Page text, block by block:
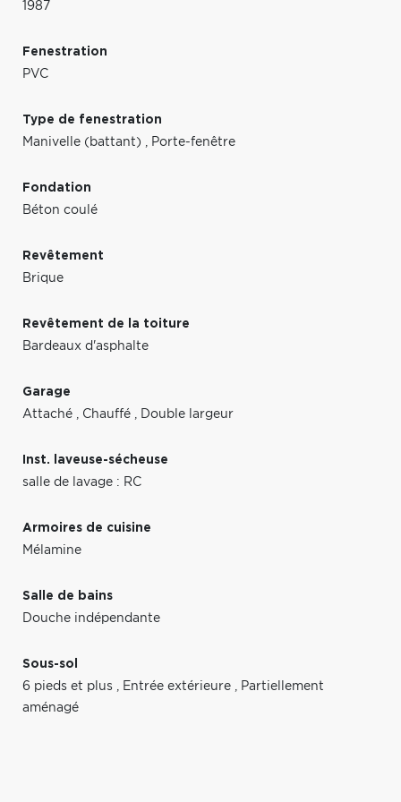
1987
Fenestration
PVC
Type de fenestration
Manivelle (battant) , Porte-fenêtre
Fondation
Béton coulé
Revêtement
Brique
Revêtement de la toiture
Bardeaux d'asphalte
Garage
Attaché , Chauffé , Double largeur
Inst. laveuse-sécheuse
salle de lavage : RC
Armoires de cuisine
Mélamine
Salle de bains
Douche indépendante
Sous-sol
6 pieds et plus , Entrée extérieure , Partiellement
aménagé